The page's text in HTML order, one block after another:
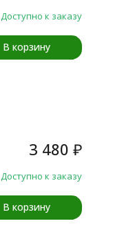
Доступно к заказу
В корзину
3 480 ₽
Доступно к заказу
В корзину